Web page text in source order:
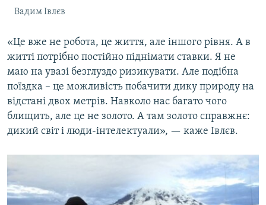
Вадим Івлєв
«Це вже не робота, це життя, але іншого рівня. А в
житті потрібно постійно піднімати ставки. Я не
маю на увазі безглуздо ризикувати. Але подібна
поїздка – це можливість побачити дику природу на
відстані двох метрів. Навколо нас багато чого
блищить, але це не золото. А там золото справжнє:
дикий світ і люди-інтелектуали», — каже Івлєв.